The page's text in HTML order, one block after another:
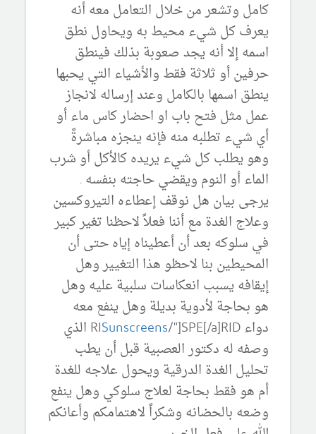
كامل وتشعر من خلال التعامل معه أنه
يعرف كل شيء محيط به ويحاول نطق
اسمه إلا أنه يجد صعوبة بذلك فينطق
حرفين أو ثلاثة فقط والأشياء التي يحبها
ينطق اسمها بالكامل وعند إرساله لانجاز
عمل مثل فتح باب او احضار كاس ماء أو
أي شيء تطلبه منه فإنه ينجزه مباشرةً
وهو يطلب كل شيء يريده كالأكل أو شرب
الماء أو النوم ويقضي حاجته بنفسه .
يرجى بيان هل نوقف إعطاءه التيروكسين
وعلاج الغدة مع أننا فعلاً لاحظنا تغير كبير
في سلوكه بعد أن أعطيناه إياه حتى أن
المحيطين بنا لاحظو هذا التغيير وهل
إيقافه يسبب انعكاسات سلبية عليه وهل
هو بحاجة لأدوية بديلة وهل ينفع معه
دواء RI
Sunscreens
/"]SPE[/a]RID الذي
وصفه له دكتور العصبية قبل أن يطب
تحليل الغدة الدرقية ويحول علاجه للغدة
أم هو فقط بحاجة لعلاج سلوكي وهل ينفع
وضعه بالحضانه وشكراً لاهتمامكم وأعانكم